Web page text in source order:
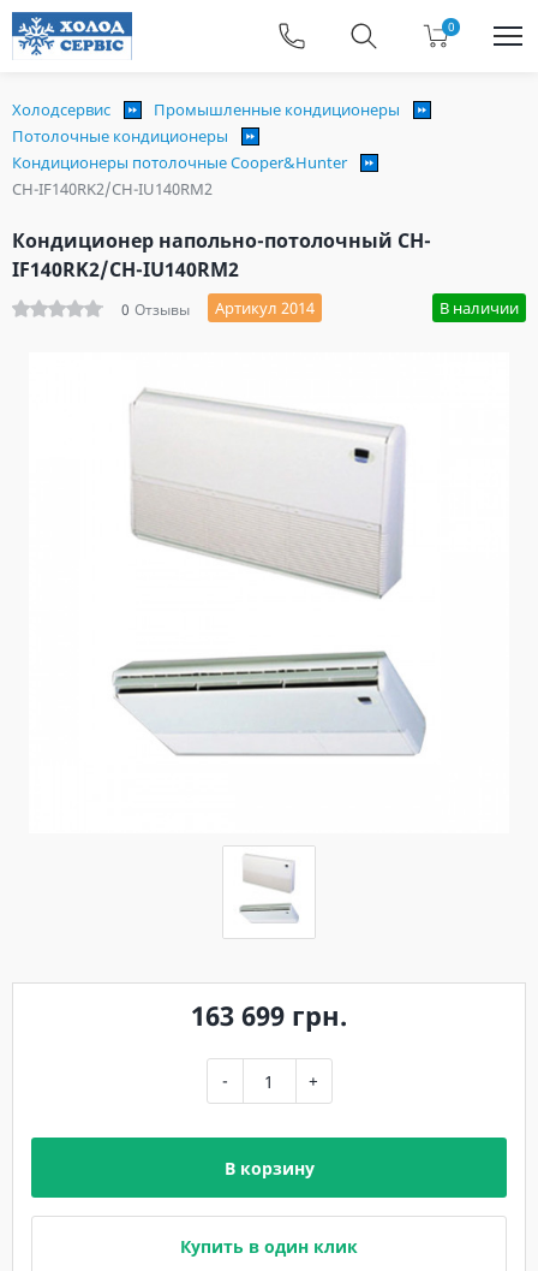
0
Холодсервис
Промышленные кондиционеры
Потолочные кондиционеры
Кондиционеры потолочные Cooper&Hunter
CH-IF140RK2/CH-IU140RM2
Кондиционер напольно-потолочный CH-
IF140RK2/CH-IU140RM2
0 Отзывы Артикул 2014 В наличии
163 699 грн.
- +
В корзину
Купить в один клик